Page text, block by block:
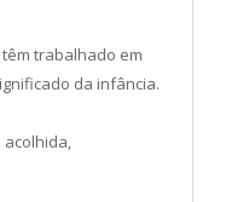
trabalhado em
da infância.
acolhida,